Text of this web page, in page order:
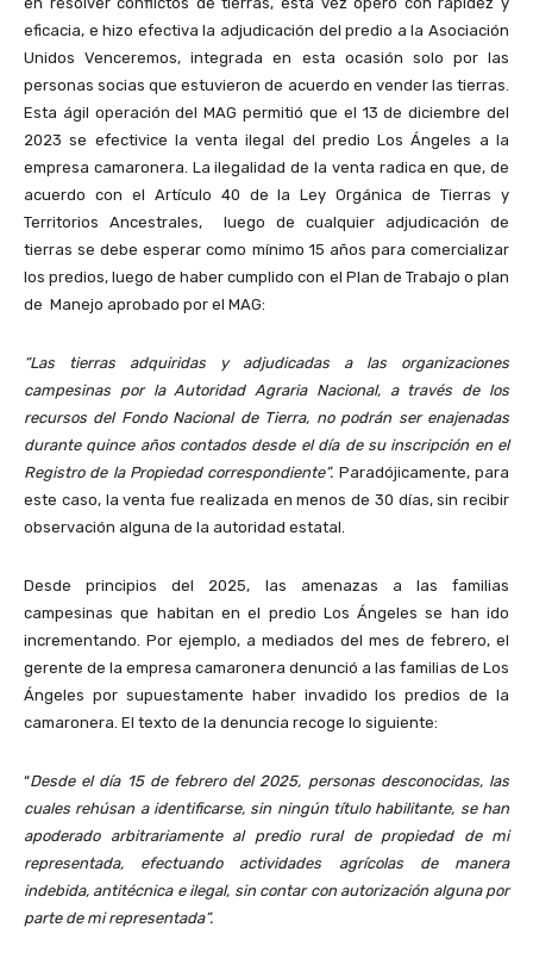
eficacia, e hizo efectiva la adjudicación del predio a la Asociación
Unidos Venceremos, integrada en esta ocasión solo por las
personas socias que estuvieron de acuerdo en vender las tierras.
Esta ágil operación del MAG permitió que el 13 de diciembre del
2023 se efectivice la venta ilegal del predio Los Ángeles a la
empresa camaronera. La ilegalidad de la venta radica en que, de
acuerdo con el Artículo 40 de la Ley Orgánica de Tierras y
Territorios Ancestrales, luego de cualquier adjudicación de
tierras se debe esperar como mínimo 15 años para comercializar
los predios, luego de haber cumplido con el Plan de Trabajo o plan
de Manejo aprobado por el MAG:
“Las tierras adquiridas y adjudicadas a las organizaciones
campesinas por la Autoridad Agraria Nacional, a través de los
recursos del Fondo Nacional de Tierra, no podrán ser enajenadas
durante quince años contados desde el día de su inscripción en el
Registro de la Propiedad correspondiente”. Paradójicamente, para
este caso, la venta fue realizada en menos de 30 días, sin recibir
observación alguna de la autoridad estatal.
Desde principios del 2025, las amenazas a las familias
campesinas que habitan en el predio Los Ángeles se han ido
incrementando. Por ejemplo, a mediados del mes de febrero, el
gerente de la empresa camaronera denunció a las familias de Los
Ángeles por supuestamente haber invadido los predios de la
camaronera. El texto de la denuncia recoge lo siguiente:
“Desde el día 15 de febrero del 2025, personas desconocidas, las
cuales rehúsan a identificarse, sin ningún título habilitante, se han
apoderado arbitrariamente al predio rural de propiedad de mi
representada, efectuando actividades agrícolas de manera
indebida, antitécnica e ilegal, sin contar con autorización alguna por
parte de mi representada”.